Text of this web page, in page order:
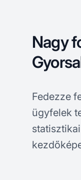
Nagy
Fedezze
ügyfelek